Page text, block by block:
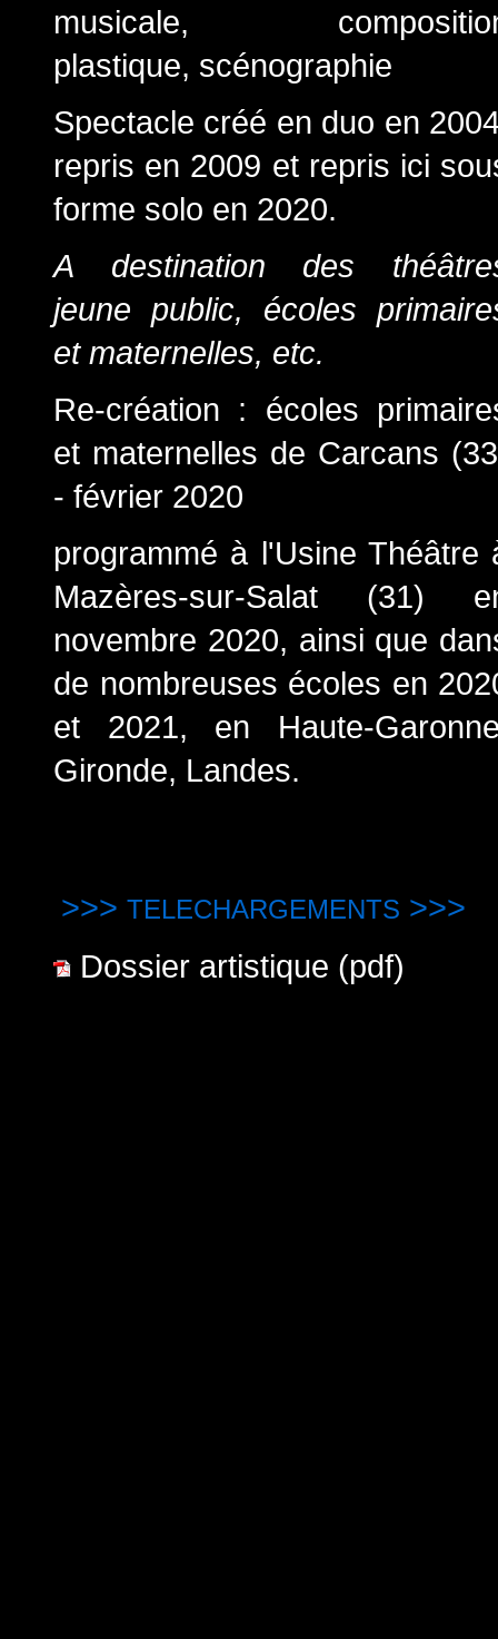
musicale,
plastique, scénographie
Spectacle créé en duo en
repris en 2009 et repris ici
forme solo en 2020.
A destination des
jeune public, écoles
et maternelles, etc.
Re-création : écoles
et maternelles de Carcans
- février 2020
programmé à l'Usine Théâtre
Mazères-sur-Salat (31)
novembre 2020, ainsi que
de nombreuses écoles en
et 2021, en Haute-
Gironde, Landes.
>>> TELECHARGEMENTS >>>
Dossier artistique (pdf)